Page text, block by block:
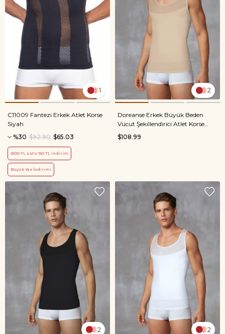
1
C11009 Fantezi Erkek Atlet Korse
Siyah
%30
$65.03
$92.90
2500 TL üstü 150 TL indirim
Büyük Yaz İndirimi
2
Doreanse Erkek Büyük Beden
Vücut Şekillendirici Atlet Korse
5965P Ten
$108.99
2 2